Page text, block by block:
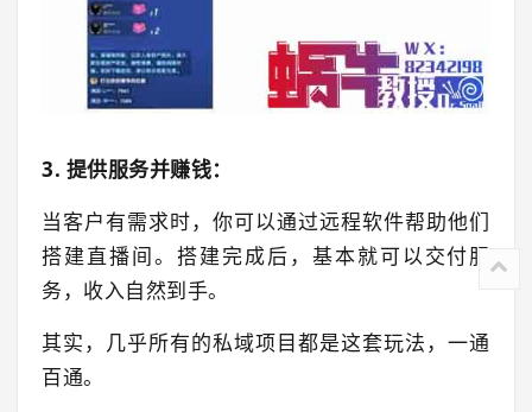
3. 提供服务并赚钱：
当客户有需求时，你可以通过远程软件帮助他们
搭建直播间。 搭建完成后，基本就可以交付服
务，收入自然到手。
其实，几乎所有的私域项目都是这套玩法，一通
百通。